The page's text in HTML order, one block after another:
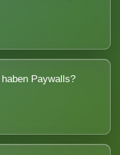
Paywalls?